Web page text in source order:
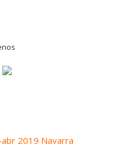
2019 Navarra